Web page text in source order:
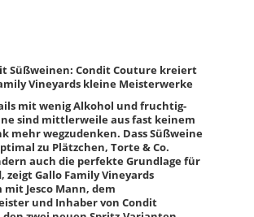
Süßweinen: Condit Couture kreiert
Vineyards kleine Meisterwerke
mit wenig Alkohol und fruchtig-
sind mittlerweile aus fast keinem
mehr wegzudenken. Dass Süßweine
zu Plätzchen, Torte & Co.
auch die perfekte Grundlage für
zeigt Gallo Family Vineyards
mit Jesco Mann, dem
und Inhaber von Condit